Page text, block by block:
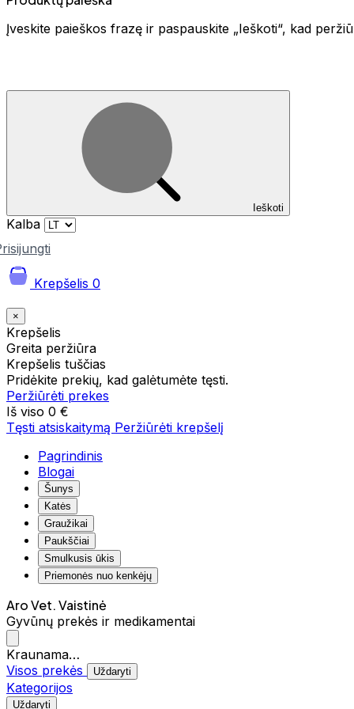
Įveskite paieškos frazę ir paspauskite „Ieškoti“, kad
Ieškoti
Kalba
Krepšelis 0
×
Krepšelis
Greita peržiūra
Krepšelis tuščias
Pridėkite prekių, kad galėtumėte tęsti.
Peržiūrėti prekes
Iš viso 0 €
Tęsti atsiskaitymą Peržiūrėti krepšelį
Pagrindinis
Blogai
Šunys
Katės
Graužikai
Paukščiai
Smulkusis ūkis
Priemonės nuo kenkėjų
Aro Vet. Vaistinė
Gyvūnų prekės ir medikamentai
Kraunama…
Visos prekės
Uždaryti
Kategorijos
Uždaryti